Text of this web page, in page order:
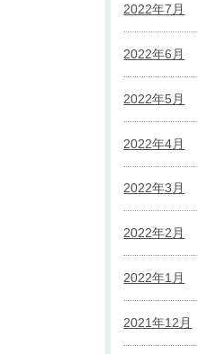
2022年7月
2022年6月
2022年5月
2022年4月
2022年3月
2022年2月
2022年1月
2021年12月